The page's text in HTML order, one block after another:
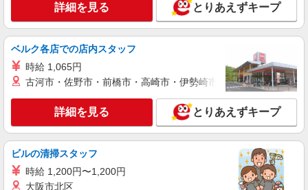
紹介予定派遣
株式会社シエロ
【楽天モバイル】人気機種に詳しくなれる携帯
時給1650円〜1850円（経験・能力による） ※
+゜・。○。・゜+゜・。○。・゜+゜ 入社祝い金10
万円支給(規定有) お友達を紹介頂くと, インセンテ
ィブ支給(規定有) ★月2回払い・週払い可能（規程
熊本県人吉市の楽天モバイルショップ
キープ 詳細を見る
契約社員
詳細を見る とりあえずキープ
ベルク各店での店内スタッフ
時給 1,065円
古河市・佐野市・前橋市・高崎市・伊勢崎市・太田市・館林市
詳細を見る とりあえずキープ
ビルの清掃スタッフ
時給 1,200円〜1,200円
大阪市北区